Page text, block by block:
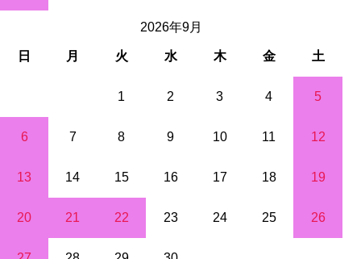
2026年9月
日 月 火 水 木 金 土
1 2 3 4 5
6 7 8 9 10 11 12
13 14 15 16 17 18 19
20 21 22 23 24 25 26